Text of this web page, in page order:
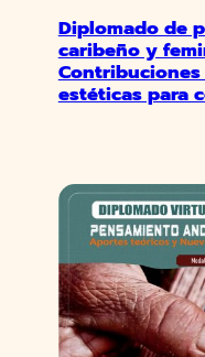
Diplomado de
caribeño y
estéticas para